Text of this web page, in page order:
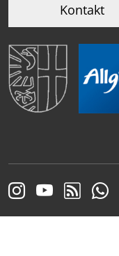
Kontakt